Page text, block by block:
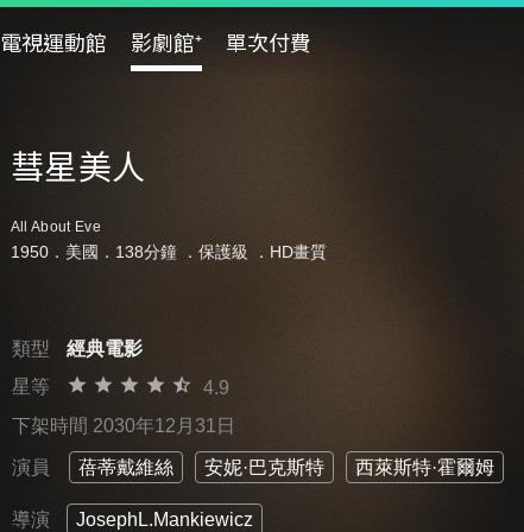
電視運動館 影劇館⁺ 單次付費
彗星美人
All About Eve
1950．美國．138分鐘 ． 保護級 ．HD畫質
類型
經典電影
星等
4.9
下架時間 2030年12月31日
演員 蓓蒂戴維絲 安妮·巴克斯特 西萊斯特·霍爾姆
導演 JosephL.Mankiewicz